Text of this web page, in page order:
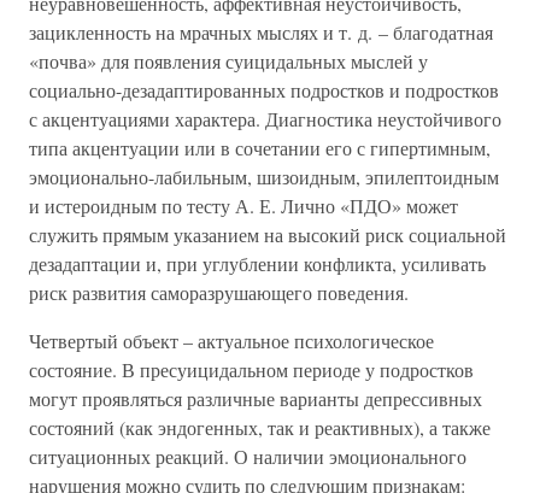
зацикленность на мрачных мыслях и т. д. – благодатная
«почва» для появления суицидальных мыслей у
социально-дезадаптированных подростков и подростков
с акцентуациями характера. Диагностика неустойчивого
типа акцентуации или в сочетании его с гипертимным,
эмоционально-лабильным, шизоидным, эпилептоидным
и истероидным по тесту А. Е. Лично «ПДО» может
служить прямым указанием на высокий риск социальной
дезадаптации и, при углублении конфликта, усиливать
риск развития саморазрушающего поведения.
Четвертый объект – актуальное психологическое
состояние. В пресуицидальном периоде у подростков
могут проявляться различные варианты депрессивных
состояний (как эндогенных, так и реактивных), а также
ситуационных реакций. О наличии эмоционального
нарушения можно судить по следующим признакам: